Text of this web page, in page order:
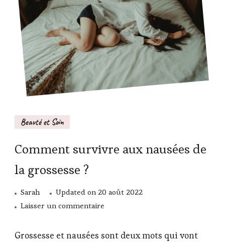
Beauté et Soin
Comment survivre aux nausées de
la grossesse ?
Sarah Updated on 20 août 2022
Laisser un commentaire
survivre
Grossesse et nausées sont deux mots qui vont